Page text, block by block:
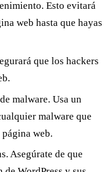
. Esto evitará
web hasta que hayas
que los hackers
malware. Usa un
malware que
web.
. Asegúrate de que